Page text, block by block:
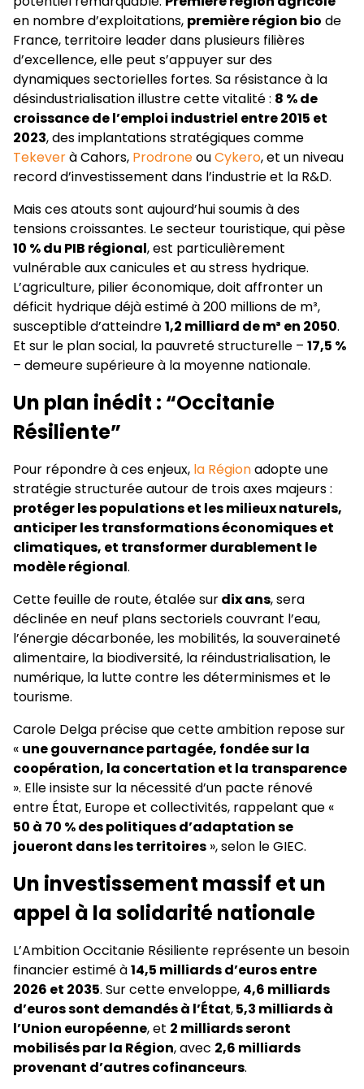
en nombre d’exploitations, première région bio de
France, territoire leader dans plusieurs filières
d’excellence, elle peut s’appuyer sur des
dynamiques sectorielles fortes. Sa résistance à la
désindustrialisation illustre cette vitalité : 8 % de
croissance de l’emploi industriel entre 2015 et
2023, des implantations stratégiques comme
Tekeverà Cahors, ProdroneouCykero, et un niveau
record d’investissement dans l’industrie et la R&D.
Mais ces atouts sont aujourd’hui soumis à des
tensions croissantes. Le secteur touristique, qui pèse
10 % du PIB régional, est particulièrement
vulnérable aux canicules et au stress hydrique.
L’agriculture, pilier économique, doit affronter un
déficit hydrique déjà estimé à 200 millions de m³,
susceptible d’atteindre1,2 milliard de m³ en 2050.
Et sur le plan social, la pauvreté structurelle – 17,5 %
– demeure supérieure à la moyenne nationale.
Un plan inédit : “Occitanie
Résiliente”
Pour répondre à ces enjeux, la Régionadopte une
stratégie structurée autour de trois axes majeurs :
protéger les populations et les milieux naturels,
anticiper les transformations économiques et
climatiques, et transformer durablement le
modèle régional.
Cette feuille de route, étalée surdix ans, sera
déclinée en neuf plans sectoriels couvrant l’eau,
l’énergie décarbonée, les mobilités, la souveraineté
alimentaire, la biodiversité, la réindustrialisation, le
numérique, la lutte contre les déterminismes et le
tourisme.
Carole Delga précise que cette ambition repose sur
« une gouvernance partagée, fondée sur la
coopération, la concertation et la transparence
». Elle insiste sur la nécessité d’un pacte rénové
entre État, Europe et collectivités, rappelant que «
50 à 70 % des politiques d’adaptation se
joueront dans les territoires », selon le GIEC.
Un investissement massif et un
appel à la solidarité nationale
L’Ambition Occitanie Résiliente représente un besoin
financier estimé à14,5 milliards d’euros entre
2026 et 2035. Sur cette enveloppe, 4,6 milliards
d’euros sont demandés à l’État,5,3 milliards à
l’Union européenne, et 2 milliards seront
mobilisés par la Région, avec 2,6 milliards
provenant d’autres cofinanceurs.